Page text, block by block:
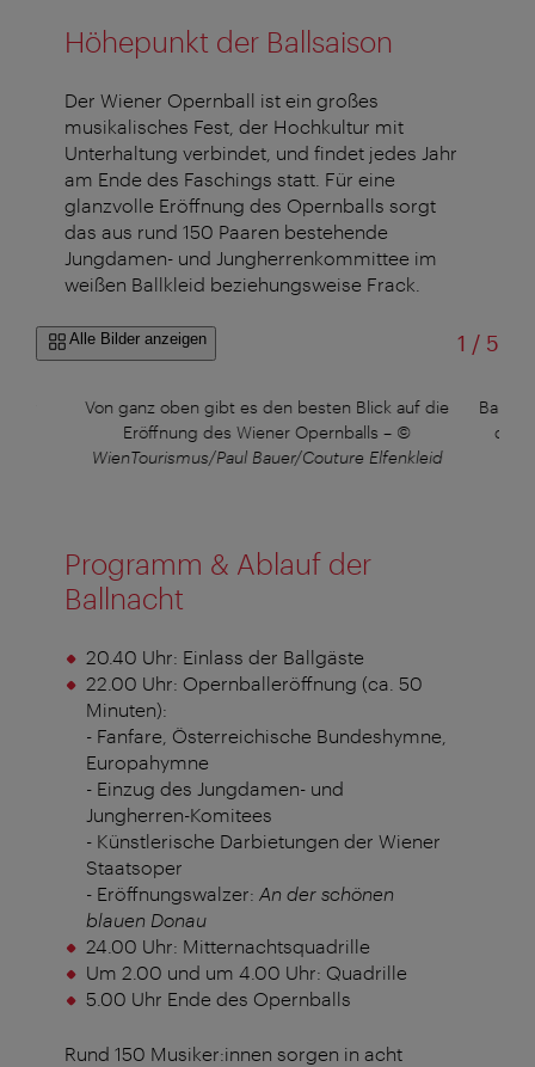
Höhepunkt der Ballsaison
Der Wiener Opernball ist ein großes
musikalisches Fest, der Hochkultur mit
Unterhaltung verbindet, und findet jedes Jahr
am Ende des Faschings statt. Für eine
glanzvolle Eröffnung des Opernballs sorgt
das aus rund 150 Paaren bestehende
Jungdamen- und Jungherrenkommittee im
weißen Ballkleid beziehungsweise Frack.
Alle Bilder anzeigen 1 /von
5
Von ganz oben gibt es den besten Blick auf die
Eröffnung des Wiener Opernballs – ©
WienTourismus/Paul Bauer/Couture Elfenkleid
der
Programm & Ablauf der
Ballnacht
20.40 Uhr: Einlass der Ballgäste
22.00 Uhr: Opernballeröffnung (ca. 50
Minuten):
- Fanfare, Österreichische Bundeshymne,
Europahymne
- Einzug des Jungdamen- und
Jungherren-Komitees
- Künstlerische Darbietungen der Wiener
Staatsoper
- Eröffnungswalzer: An der schönen
blauen Donau
24.00 Uhr: Mitternachtsquadrille
Um 2.00 und um 4.00 Uhr: Quadrille
5.00 Uhr Ende des Opernballs
Rund 150 Musiker:innen sorgen in acht